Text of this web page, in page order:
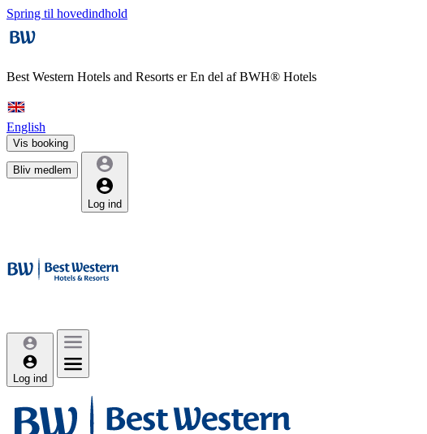
Spring til hovedindhold
Best Western Hotels and Resorts erEn del af BWH® Hotels
English
Vis booking
Bliv medlem
Log ind
Log ind